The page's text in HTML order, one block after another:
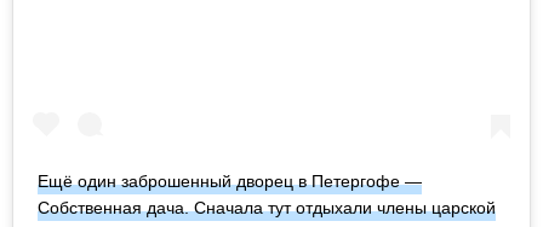
Ещё один заброшенный дворец в Петергофе —
Собственная дача. Сначала тут отдыхали члены царской